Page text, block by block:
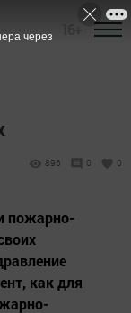
896 0 0
пожарно-
как для
через